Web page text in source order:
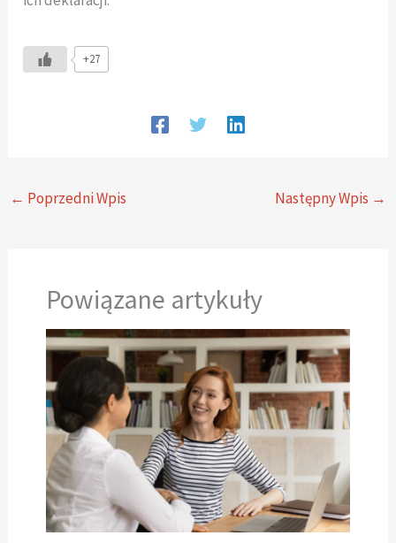
+27
← Poprzedni Wpis Następny Wpis →
Powiązane artykuły